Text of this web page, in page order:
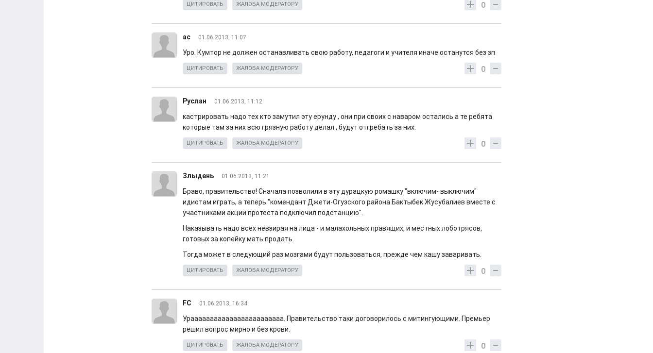
0
ЦИТИРОВАТЬ ЖАЛОБА МОДЕРАТОРУ
ас 01.06.2013, 11:07
Уро. Кумтор не должен останавливать свою работу, педагоги и учителя иначе останутся без зп
0
ЦИТИРОВАТЬ ЖАЛОБА МОДЕРАТОРУ
Руслан 01.06.2013, 11:12
кастрировать надо тех кто замутил эту ерунду , они при своих с наваром остались а те ребята
которые там за них всю грязную работу делал , будут отгребать за них.
0
ЦИТИРОВАТЬ ЖАЛОБА МОДЕРАТОРУ
Злыдень 01.06.2013, 11:21
Браво, правительство! Сначала позволили в эту дурацкую ромашку "включим- выключим"
идиотам играть, а теперь "комендант Джети-Огузского района Бактыбек Жусубалиев вместе с
участниками акции протеста подключил подстанцию".
Наказывать надо всех невзирая на лица - и малахольных правящих, и местных лоботрясов,
готовых за копейку мать продать.
Тогда может в следующий раз мозгами будут пользоваться, прежде чем кашу заваривать.
0
ЦИТИРОВАТЬ ЖАЛОБА МОДЕРАТОРУ
FC 01.06.2013, 16:34
Ураааааааааааааааааааааааа. Правительство таки договорилось с митингующими. Премьер
решил вопрос мирно и без крови.
0
ЦИТИРОВАТЬ ЖАЛОБА МОДЕРАТОРУ